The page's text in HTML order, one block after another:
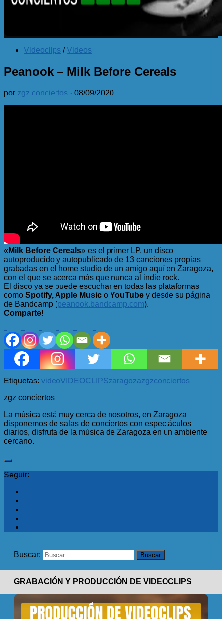
Videoclips / Videos
Peanook – Milk Before Cereals
por zgz conciertos · 08/09/2020
« Milk Before Cereals» es el primer LP, un disco
autoproducido y autopublicado de 13 canciones propias
grabadas en el home studio de un amigo aquí en Zaragoza,
con el que se acerca más que nunca al indie rock.
El disco ya se puede escuchar en todas las plataformas
como Spotify, Apple Music o YouTube y desde su página
de Bandcamp (peanook.bandcamp.com).
Comparte!
Etiquetas: videoVIDEOCLIPSzaragozazgzconciertos
zgz conciertos
La música está muy cerca de nosotros, en Zaragoza
disponemos de salas de conciertos con espectáculos
diarios, disfruta de la música de Zaragoza en un ambiente
cercano.
Seguir:
Buscar:
GRABACIÓN Y PRODUCCIÓN DE VIDEOCLIPS